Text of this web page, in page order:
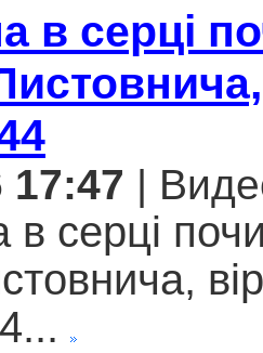
в серці
17:47 |
в серці